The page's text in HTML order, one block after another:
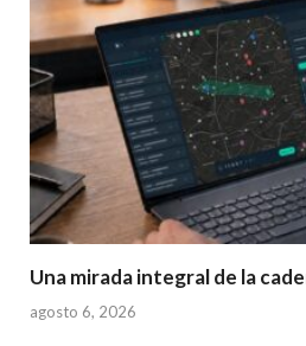
Una mirada integral de la
agosto 6, 2026